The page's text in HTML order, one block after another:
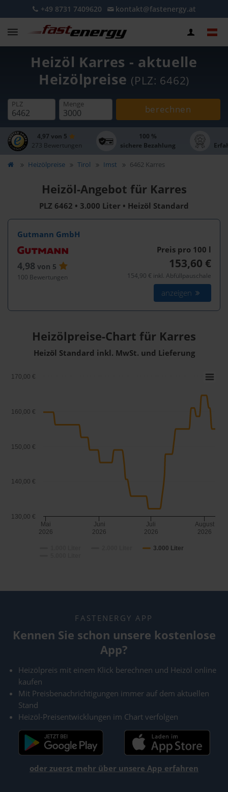
+49 8731 7409620 kontakt@fastenergy.at
Heizöl Karres - aktuelle
Heizölpreise (PLZ: 6462)
PLZ Menge berechnen
4,97 von 5
273 Bewertungen
100 %
sichere Bezahlung
Heizölpreise Tirol Imst 6462 Karres
Heizöl-Angebot für Karres
PLZ 6462 • 3.000 Liter • Heizöl Standard
Gutmann GmbH
4,98 von 5
100 Bewertungen
Preis pro 100 l
153,60 €
154,90 € inkl. Abfüllpauschale
anzeigen
Heizölpreise-Chart für Karres
Heizöl Standard inkl. MwSt. und Lieferung
3.000 Liter
Mai
2026
Juni
2026
Juli
2026
August
2026
130,00 €
140,00 €
150,00 €
160,00 €
170,00 €
FASTENERGY APP
Kennen Sie schon unsere kostenlose
App?
Heizölpreis mit einem Klick berechnen und Heizöl online
kaufen
Mit Preisbenachrichtigungen immer auf dem aktuellen
Stand
Heizöl-Preisentwicklungen im Chart verfolgen
oder zuerst mehr über unsere App erfahren